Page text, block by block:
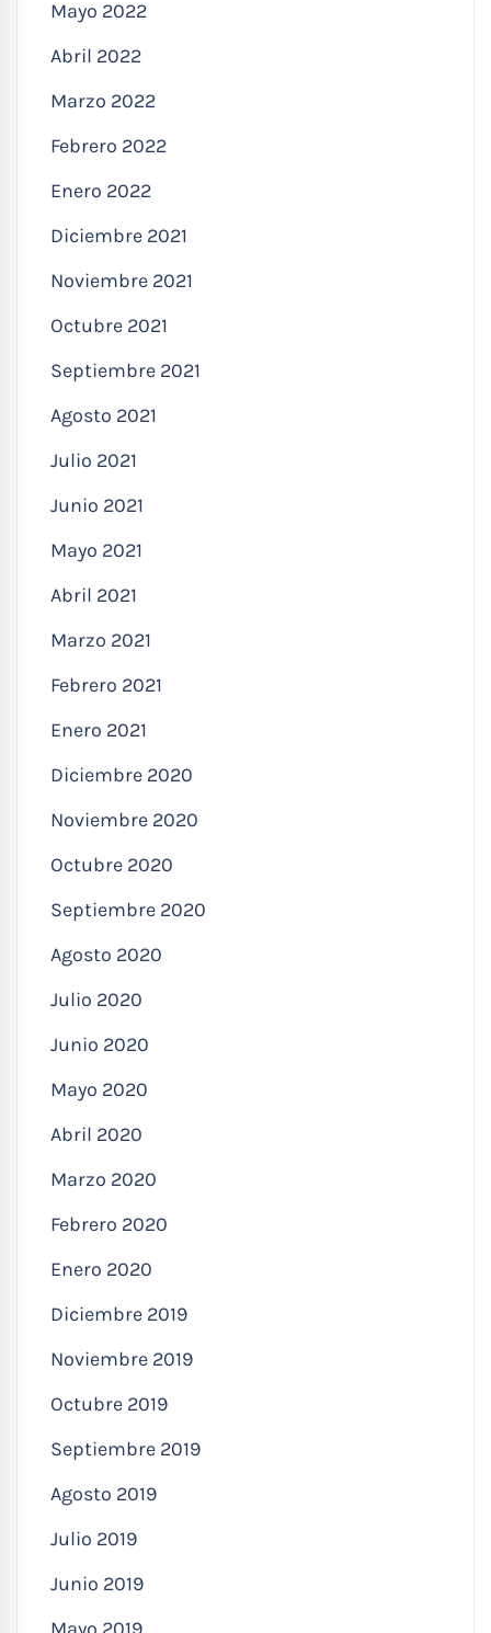
Mayo 2022
Abril 2022
Marzo 2022
Febrero 2022
Enero 2022
Diciembre 2021
Noviembre 2021
Octubre 2021
Septiembre 2021
Agosto 2021
Julio 2021
Junio 2021
Mayo 2021
Abril 2021
Marzo 2021
Febrero 2021
Enero 2021
Diciembre 2020
Noviembre 2020
Octubre 2020
Septiembre 2020
Agosto 2020
Julio 2020
Junio 2020
Mayo 2020
Abril 2020
Marzo 2020
Febrero 2020
Enero 2020
Diciembre 2019
Noviembre 2019
Octubre 2019
Septiembre 2019
Agosto 2019
Julio 2019
Junio 2019
Mayo 2019